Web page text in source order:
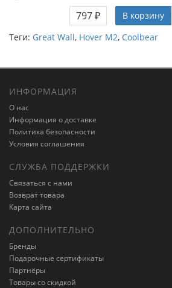
797 ₽
В корзину
Теги: Great Wall, Hover M2, Coolbear
ИНФОРМАЦИЯ
О нас
Информация о доставке
Политика безопасности
Условия соглашения
СЛУЖБА ПОДДЕРЖКИ
Связаться с нами
Возврат товара
Карта сайта
ДОПОЛНИТЕЛЬНО
Бренды
Подарочные сертификаты
Партнёры
Товары со скидкой